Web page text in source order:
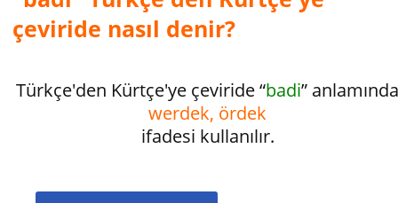
çeviride nasıl denir?
Türkçe'den Kürtçe'ye çeviride “badi”
werdek, ördek
ifadesi kullanılır.